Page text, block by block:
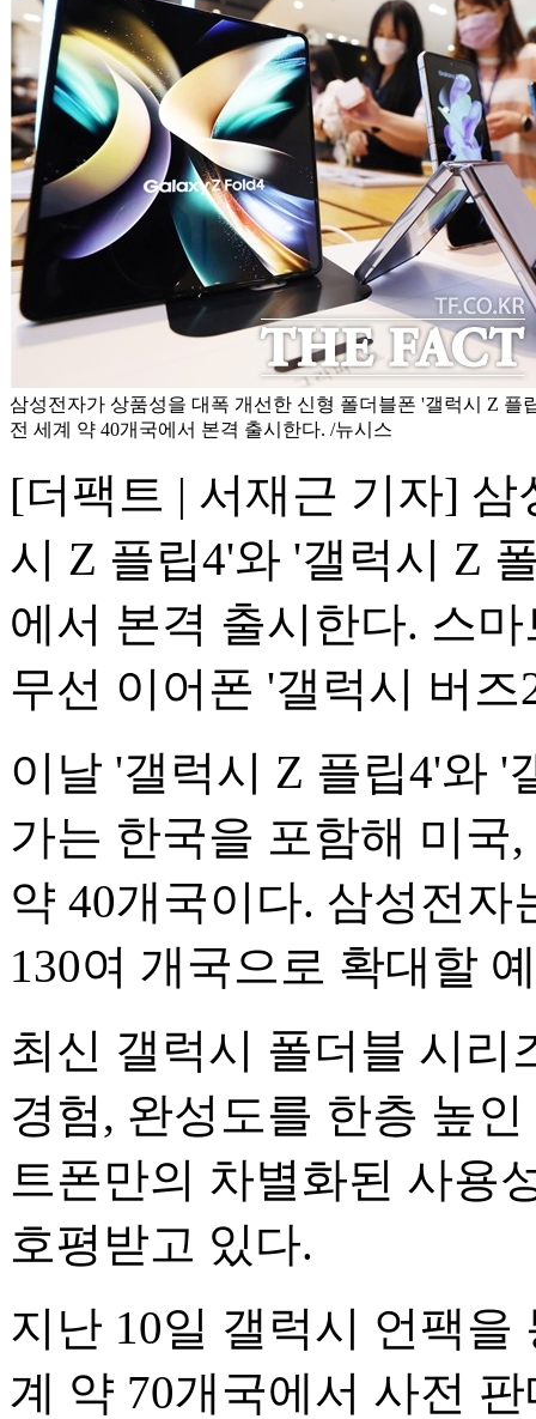
삼성전자가 상품성을 대폭 개선한 신형 폴더블폰 '갤럭시 Z 플
전 세계 약 40개국에서 본격 출시한다. /뉴시스
[더팩트 | 서재근 기자]
시 Z 플립4'와 '갤럭시 Z
에서 본격 출시한다. 스
무선 이어폰 '갤럭시 버
이날 '갤럭시 Z 플립4'와 '
가는 한국을 포함해 미국
약 40개국이다. 삼성전
130여 개국으로 확대할
최신 갤럭시 폴더블 시
경험, 완성도를 한층 높
트폰만의 차별화된 사용
호평받고 있다.
지난 10일 갤럭시 언팩
계 약 70개국에서 사전